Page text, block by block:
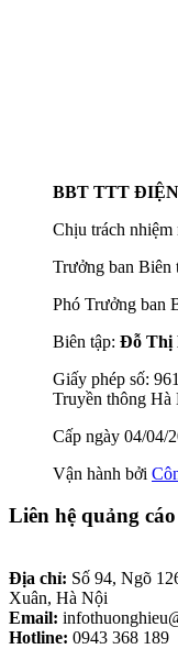
BBT TTT
Chịu trách
Trưởng ban Biên
Phó Trưởng ban
Biên tập: Đỗ Thị
Giấy phép số:
Truyền thông Hà
Cấp ngày 04/04/
Vận hành bởi
Liên hệ quảng cáo
Địa chỉ: Số 94, Ngõ
Xuân, Hà Nội
Email:
Hotline: 0943 368 189